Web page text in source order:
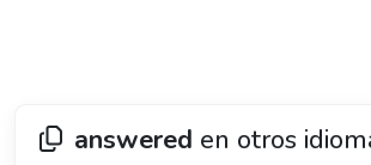
answered en otros